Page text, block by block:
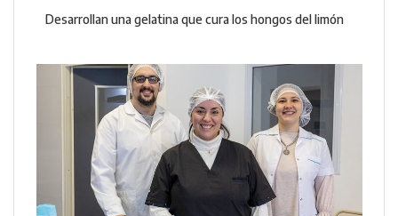
Desarrollan una gelatina que cura los hongos del limón